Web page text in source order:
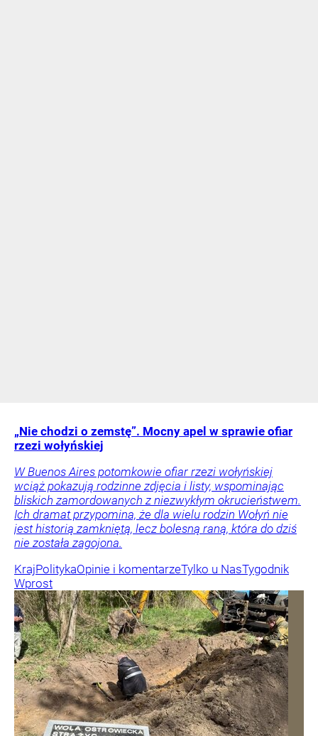
„Nie chodzi o zemstę”. Mocny apel w sprawie ofiar
rzezi wołyńskiej
W Buenos Aires potomkowie ofiar rzezi wołyńskiej
wciąż pokazują rodzinne zdjęcia i listy, wspominając
bliskich zamordowanych z niezwykłym okrucieństwem.
Ich dramat przypomina, że dla wielu rodzin Wołyń nie
jest historią zamkniętą, lecz bolesną raną, która do dziś
nie została zagojona.
KrajPolitykaOpinie i komentarzeTylko u NasTygodnik
Wprost